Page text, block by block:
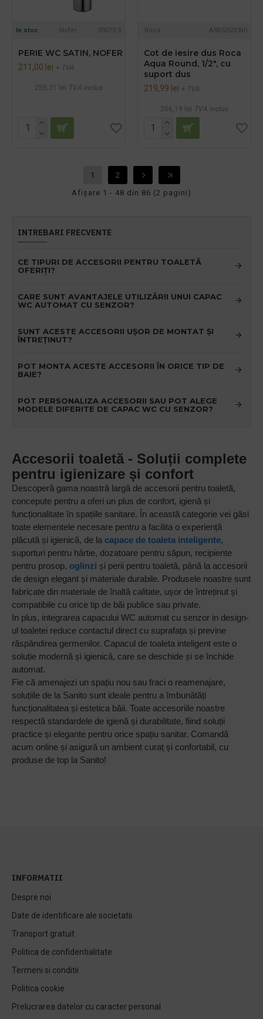
In stoc Nofer 09073.S
PERIE WC SATIN, NOFER
211,00 lei + TVA
255,31 lei TVA inclus
Roca A5B5250CN0
Cot de iesire dus Roca
Aqua Round, 1/2", cu
suport dus
219,99 lei + TVA
266,19 lei TVA inclus
1
2
Afişare 1 - 48 din 86 (2 pagini)
INTREBARI FRECVENTE
CE TIPURI DE ACCESORII PENTRU TOALETĂ
OFERIȚI?
CARE SUNT AVANTAJELE UTILIZĂRII UNUI CAPAC
WC AUTOMAT CU SENZOR?
SUNT ACESTE ACCESORII UȘOR DE MONTAT ȘI
ÎNTREȚINUT?
POT MONTA ACESTE ACCESORII ÎN ORICE TIP DE
BAIE?
POT PERSONALIZA ACCESORII SAU POT ALEGE
MODELE DIFERITE DE CAPAC WC CU SENZOR?
Accesorii toaletă - Soluții complete
pentru igienizare și confort
Descoperă gama noastră largă de accesorii pentru toaletă,
concepute pentru a oferi un plus de confort, igienă și
funcționalitate în spațiile sanitare. În această categorie vei găsi
toate elementele necesare pentru a facilita o experiență
plăcută și igienică, de la capace de toaleta inteligente,
suporturi pentru hârtie, dozatoare pentru săpun, recipiente
pentru prosop, oglinzi și perii pentru toaletă, până la accesorii
de design elegant și materiale durabile. Produsele noastre sunt
fabricate din materiale de înaltă calitate, ușor de întreținut și
compatibile cu orice tip de băi publice sau private.
In plus, integrarea capacului WC automat cu senzor in design-
ul toaletei reduce contactul direct cu suprafața și previne
răspândirea germenilor. Capacul de toaleta inteligent este o
soluție modernă și igienică, care se deschide și se închide
automat.
Fie că amenajezi un spațiu nou sau fraci o reamenajare,
soluțiile de la Sanito sunt ideale pentru a îmbunătăți
funcționalitatea și estetica băii. Toate accesoriile noastre
respectă standardele de igienă și durabilitate, fiind soluții
practice și elegante pentru orice spațiu sanitar. Comandă
acum online și asigură un ambient curaț și confortabil, cu
produse de top la Sanito!
INFORMATII
Despre noi
Date de identificare ale societatii
Transport gratuit
Politica de confidentialitate
Termeni si conditii
Politica cookie
Prelucrarea datelor cu caracter personal